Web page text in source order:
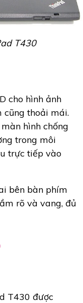
T430
cho hình ảnh
thoải mái.
hình chống
trong môi
trực tiếp vào
bên bàn phím
rõ và vang, đủ
T430 được